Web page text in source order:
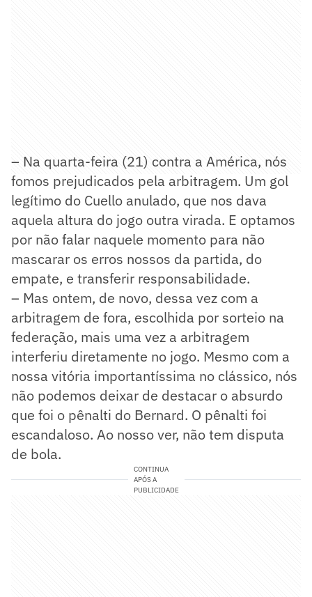
– Na quarta-feira (21) contra a América, nós
fomos prejudicados pela arbitragem. Um gol
legítimo do Cuello anulado, que nos dava
aquela altura do jogo outra virada. E optamos
por não falar naquele momento para não
mascarar os erros nossos da partida, do
empate, e transferir responsabilidade.
– Mas ontem, de novo, dessa vez com a
arbitragem de fora, escolhida por sorteio na
federação, mais uma vez a arbitragem
interferiu diretamente no jogo. Mesmo com a
nossa vitória importantíssima no clássico, nós
não podemos deixar de destacar o absurdo
que foi o pênalti do Bernard. O pênalti foi
escandaloso. Ao nosso ver, não tem disputa
de bola.
CONTINUA
APÓS A
PUBLICIDADE